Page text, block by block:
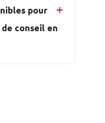
pour
conseil en